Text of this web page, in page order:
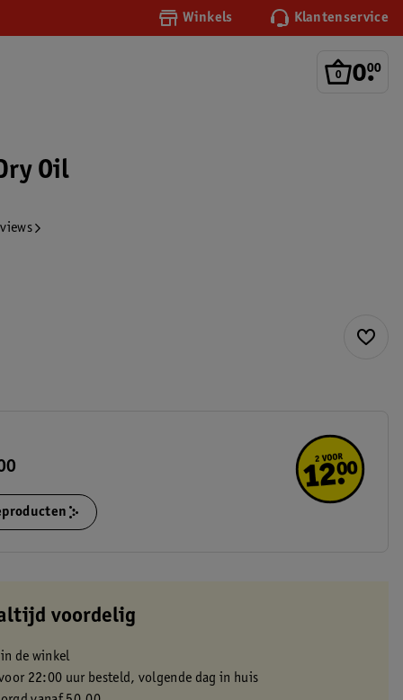
Winkels Klantenservice
0.
00
Oil
voordelig
de winkel
22:00 uur besteld, volgende dag in huis